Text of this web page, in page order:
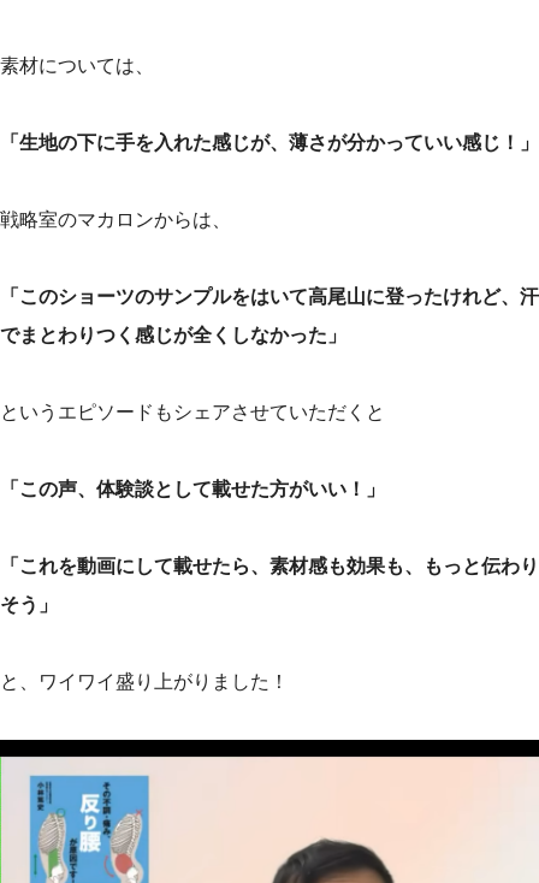
素材については、
「生地の下に手を入れた感じが、薄さが分かっていい感じ！」
戦略室のマカロンからは、
「このショーツのサンプルをはいて高尾山に登ったけれど、汗
でまとわりつく感じが全くしなかった」
というエピソードもシェアさせていただくと
「この声、体験談として載せた方がいい！」
「これを動画にして載せたら、素材感も効果も、もっと伝わり
そう」
と、ワイワイ盛り上がりました！